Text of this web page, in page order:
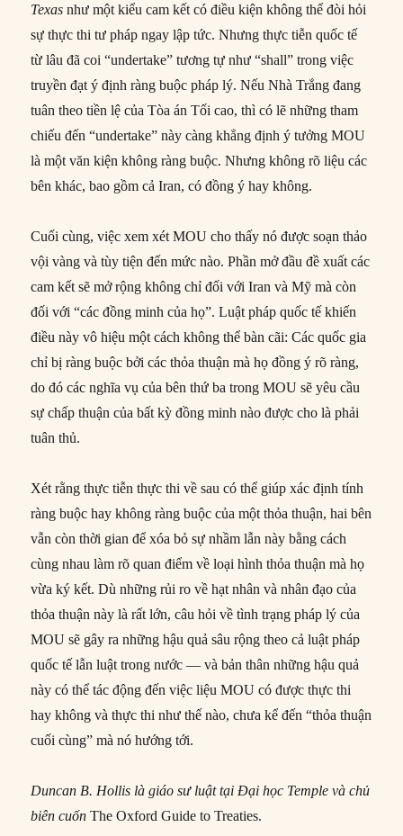
Texas như một kiểu cam kết có điều kiện không thể đòi hỏi
sự thực thi tư pháp ngay lập tức. Nhưng thực tiễn quốc tế
từ lâu đã coi “undertake” tương tự như “shall” trong việc
truyền đạt ý định ràng buộc pháp lý. Nếu Nhà Trắng đang
tuân theo tiền lệ của Tòa án Tối cao, thì có lẽ những tham
chiếu đến “undertake” này càng khẳng định ý tưởng MOU
là một văn kiện không ràng buộc. Nhưng không rõ liệu các
bên khác, bao gồm cả Iran, có đồng ý hay không.
Cuối cùng, việc xem xét MOU cho thấy nó được soạn thảo
vội vàng và tùy tiện đến mức nào. Phần mở đầu đề xuất các
cam kết sẽ mở rộng không chỉ đối với Iran và Mỹ mà còn
đối với “các đồng minh của họ”. Luật pháp quốc tế khiến
điều này vô hiệu một cách không thể bàn cãi: Các quốc gia
chỉ bị ràng buộc bởi các thỏa thuận mà họ đồng ý rõ ràng,
do đó các nghĩa vụ của bên thứ ba trong MOU sẽ yêu cầu
sự chấp thuận của bất kỳ đồng minh nào được cho là phải
tuân thủ.
Xét rằng thực tiễn thực thi về sau có thể giúp xác định tính
ràng buộc hay không ràng buộc của một thỏa thuận, hai bên
vẫn còn thời gian để xóa bỏ sự nhầm lẫn này bằng cách
cùng nhau làm rõ quan điểm về loại hình thỏa thuận mà họ
vừa ký kết. Dù những rủi ro về hạt nhân và nhân đạo của
thỏa thuận này là rất lớn, câu hỏi về tình trạng pháp lý của
MOU sẽ gây ra những hậu quả sâu rộng theo cả luật pháp
quốc tế lẫn luật trong nước — và bản thân những hậu quả
này có thể tác động đến việc liệu MOU có được thực thi
hay không và thực thi như thế nào, chưa kể đến “thỏa thuận
cuối cùng” mà nó hướng tới.
Duncan B. Hollis là giáo sư luật tại Đại học Temple và chủ
biên cuốn The Oxford Guide to Treaties.